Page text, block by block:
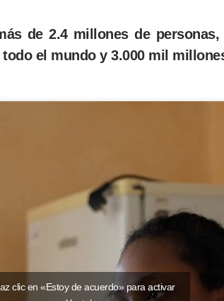
de 2.4 millones de
el mundo y 3.000 mil
clic en «Estoy de acuerdo» para activar